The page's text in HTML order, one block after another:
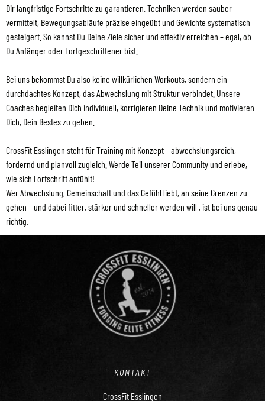
Dir langfristige Fortschritte zu garantieren. Techniken werden sauber
vermittelt, Bewegungsabläufe präzise eingeübt und Gewichte systematisch
gesteigert. So kannst Du Deine Ziele sicher und effektiv erreichen – egal, ob
Du Anfänger oder Fortgeschrittener bist.
Bei uns bekommst Du also keine willkürlichen Workouts, sondern ein
durchdachtes Konzept, das Abwechslung mit Struktur verbindet. Unsere
Coaches begleiten Dich individuell, korrigieren Deine Technik und motivieren
Dich, Dein Bestes zu geben.
CrossFit Esslingen steht für Training mit Konzept – abwechslungsreich,
fordernd und planvoll zugleich. Werde Teil unserer Community und erlebe,
wie sich Fortschritt anfühlt!
Wer Abwechslung, Gemeinschaft und das Gefühl liebt, an seine Grenzen zu
gehen – und dabei fitter, stärker und schneller werden will , ist bei uns genau
richtig.
KONTAKT
CrossFit Esslingen